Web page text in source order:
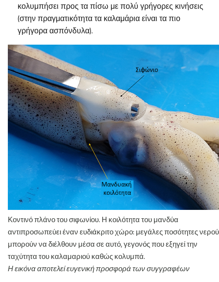
κολυμπήσει προς τα πίσω με πολύ γρήγορες κινήσεις
(στην πραγματικότητα τα καλαμάρια είναι τα πιο
γρήγορα ασπόνδυλα).
Κοντινό πλάνο του σιφωνίου. Η κοιλότητα του μανδύα
αντιπροσωπεύει έναν ευδιάκριτο χώρο: μεγάλες ποσότητες νερού
μπορούν να διέλθουν μέσα σε αυτό, γεγονός που εξηγεί την
ταχύτητα του καλαμαριού καθώς κολυμπά.
Η εικόνα αποτελεί ευγενική προσφορά των συγγραφέων